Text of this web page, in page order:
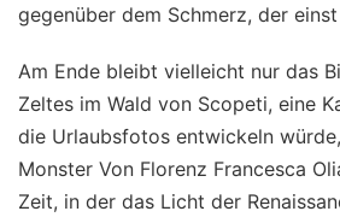
gegenüber dem Schmerz, der
Am Ende bleibt vielleicht nur das
Zeltes im Wald von Scopeti, eine
die Urlaubsfotos entwickeln
Monster Von Florenz Francesca
Zeit, in der das Licht der